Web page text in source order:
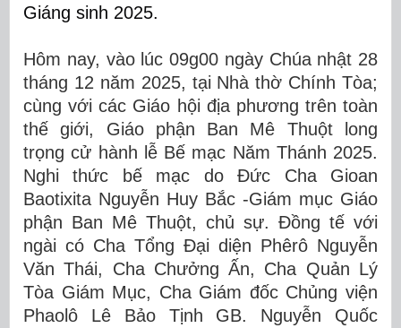
Giáng sinh 2025.
Hôm nay, vào lúc 09g00 ngày Chúa nhật 28
tháng 12 năm 2025, tại Nhà thờ Chính Tòa;
cùng với các Giáo hội địa phương trên toàn
thế giới, Giáo phận Ban Mê Thuột long
trọng cử hành lễ Bế mạc Năm Thánh 2025.
Nghi thức bế mạc do Đức Cha Gioan
Baotixita Nguyễn Huy Bắc -Giám mục Giáo
phận Ban Mê Thuột, chủ sự. Đồng tế với
ngài có Cha Tổng Đại diện Phêrô Nguyễn
Văn Thái, Cha Chưởng Ấn, Cha Quản Lý
Tòa Giám Mục, Cha Giám đốc Chủng viện
Phaolô Lê Bảo Tịnh GB. Nguyễn Quốc